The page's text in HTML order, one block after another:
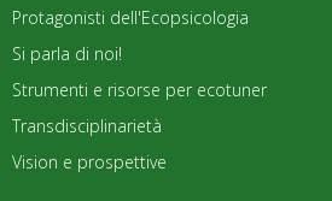
Protagonisti dell'Ecopsicologia
Si parla di noi!
Strumenti e risorse per ecotuner
Transdisciplinarietà
Vision e prospettive